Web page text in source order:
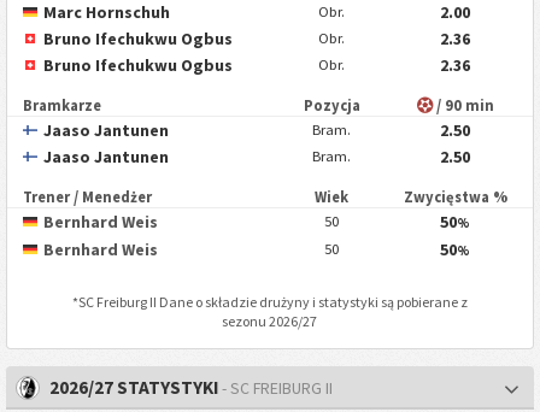
Marc Hornschuh
Obr.
2.00
Bruno Ifechukwu Ogbus
Obr.
2.36
Bruno Ifechukwu Ogbus
Obr. 2.36
Bramkarze Pozycja / 90 min
Jaaso Jantunen Bram.
2.50
Jaaso Jantunen
Bram. 2.50
Trener / Menedżer Wiek Zwycięstwa %
Bernhard Weis 50 50%
Bernhard Weis 50 50%
*SC Freiburg II Dane o składzie drużyny i statystyki są pobierane z
sezonu 2026/27
2026/27 STATYSTYKI- SC FREIBURG II